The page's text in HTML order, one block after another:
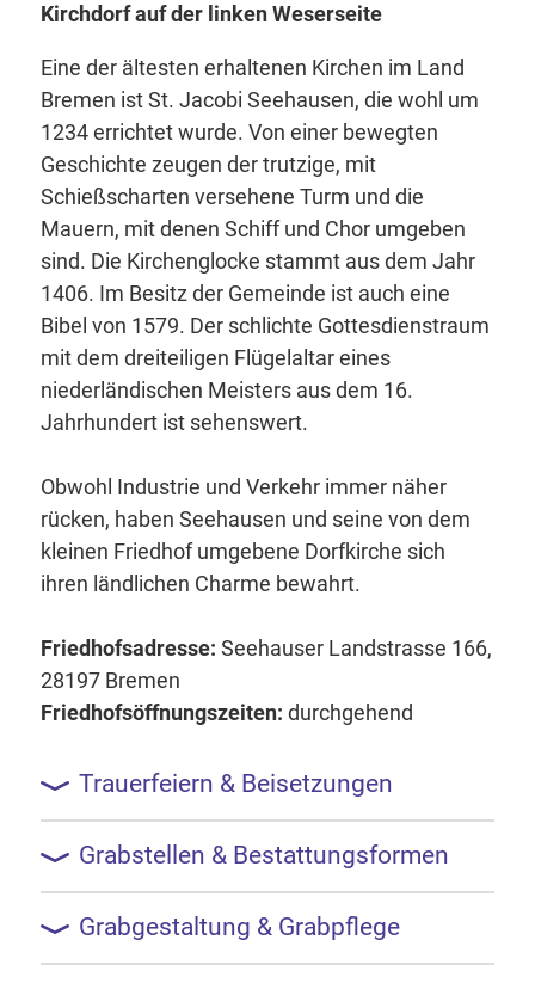
Kirchdorf auf der linken Weserseite
Eine der ältesten erhaltenen Kirchen im Land
Bremen ist St. Jacobi Seehausen, die wohl um
1234 errichtet wurde. Von einer bewegten
Geschichte zeugen der trutzige, mit
Schießscharten versehene Turm und die
Mauern, mit denen Schiff und Chor umgeben
sind. Die Kirchenglocke stammt aus dem Jahr
1406. Im Besitz der Gemeinde ist auch eine
Bibel von 1579. Der schlichte Gottesdienstraum
mit dem dreiteiligen Flügelaltar eines
niederländischen Meisters aus dem 16.
Jahrhundert ist sehenswert.
Obwohl Industrie und Verkehr immer näher
rücken, haben Seehausen und seine von dem
kleinen Friedhof umgebene Dorfkirche sich
ihren ländlichen Charme bewahrt.
Friedhofsadresse: Seehauser Landstrasse 166,
28197 Bremen
Friedhofsöffnungszeiten: durchgehend
Trauerfeiern & Beisetzungen
Grabstellen & Bestattungsformen
Grabgestaltung & Grabpflege